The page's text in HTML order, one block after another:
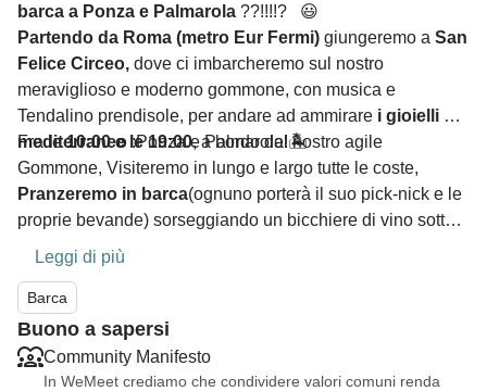
barca a Ponza e Palmarola ??!!!!? 😃
Partendo da Roma (metro Eur Fermi) giungeremo a San
Felice Circeo, dove ci imbarcheremo sul nostro
meraviglioso e moderno gommone, con musica e
Tendalino prendisole, per andare ad ammirare i gioielli del
mediterraneo :Ponza e Palmarola!🏝️
Fra le10:00 e le 19:00, a bordo del nostro agile
Gommone, Visiteremo in lungo e largo tutte le coste,
Pranzeremo in barca(ognuno porterà il suo pick-nick e le
proprie bevande) sorseggiando un bicchiere di vino sotto
l’ombra del Tendalino, ormeggiati in serenità di fronte ad
una spiaggia con
numerose soste bagno
suggestive di entrambe le isole, come le
di Ponza,Chiaia di Luna
pendici, la stupendaCala Francesedi Palmarola, dove
Leggi di più
Barca
Buono a sapersi
Community Manifesto
In WeMeet crediamo che condividere valori comuni renda